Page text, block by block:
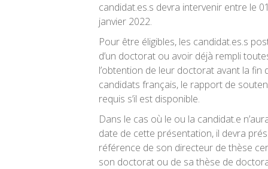
candidat.es.s devra intervenir entre le
janvier 2022.
Pour être éligibles, les candidat.es.s
d’un doctorat ou avoir déjà rempli
l’obtention de leur doctorat avant la fin
candidats français, le rapport de
requis s’il est disponible.
Dans le cas où le ou la candidat.e
date de cette présentation, il devra
référence de son directeur de thèse
son doctorat ou de sa thèse de